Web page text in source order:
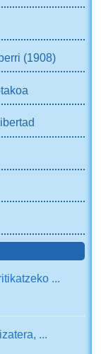
(1908)
...
...